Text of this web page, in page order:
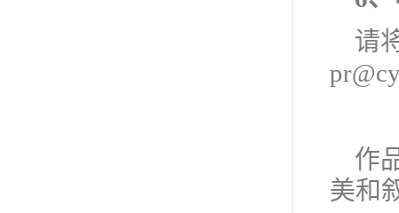
请
作
美和